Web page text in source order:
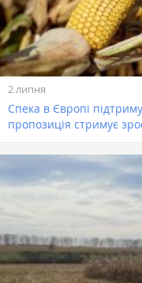
2 липня
Спека в Європі
пропозиція стримує